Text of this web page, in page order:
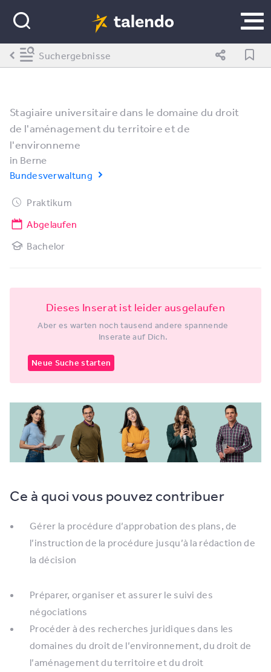
Stagiaire universitaire dans le domaine du droit
de l'aménagement du territoire et de
l'environneme
in Berne
Bundesverwaltung
Praktikum
Abgelaufen
Bachelor
Dieses Inserat ist leider ausgelaufen
Aber es warten noch tausend andere spannende
Inserate auf Dich.
Neue Suche starten
Ce à quoi vous pouvez contribuer
Gérer la procédure d’approbation des plans, de
l’instruction de la procédure jusqu’à la rédaction de
la décision
Préparer, organiser et assurer le suivi des
négociations
Procéder à des recherches juridiques dans les
domaines du droit de l’environnement, du droit de
l’aménagement du territoire et du droit
Suchergebnisse